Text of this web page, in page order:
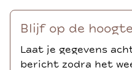
Blijf op de hoogte
Laat je gegevens
bericht zodra het